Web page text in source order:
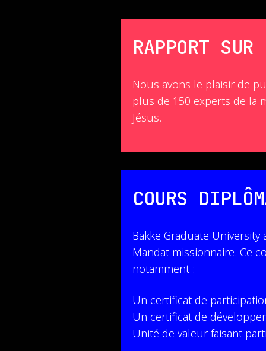
RAPPORT
Nous avons le plaisir de
plus de 150 experts de la
Jésus.
COURS
Bakke Graduate
Mandat missionnaire. Ce
notamment :
Un certificat de
Un certificat de
Unité de valeur faisant